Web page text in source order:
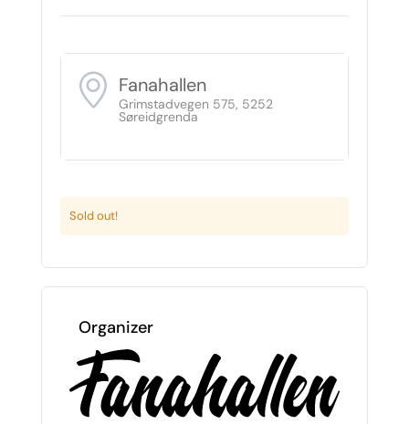
Fanahallen
Grimstadvegen 575, 5252
Søreidgrenda
Sold out!
Organizer